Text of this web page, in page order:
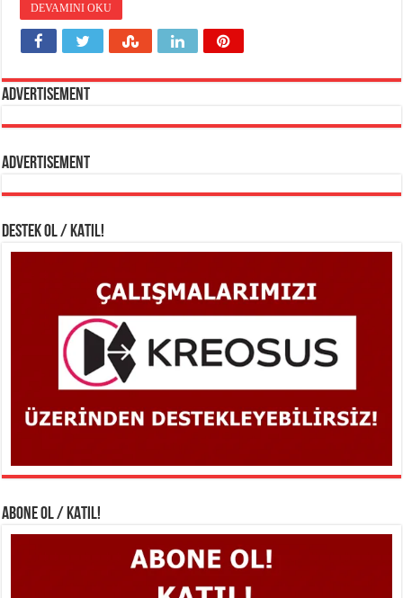
DEVAMINI OKU
Advertisement
Advertisement
DESTEK OL / KATIL!
ABONE OL / KATIL!